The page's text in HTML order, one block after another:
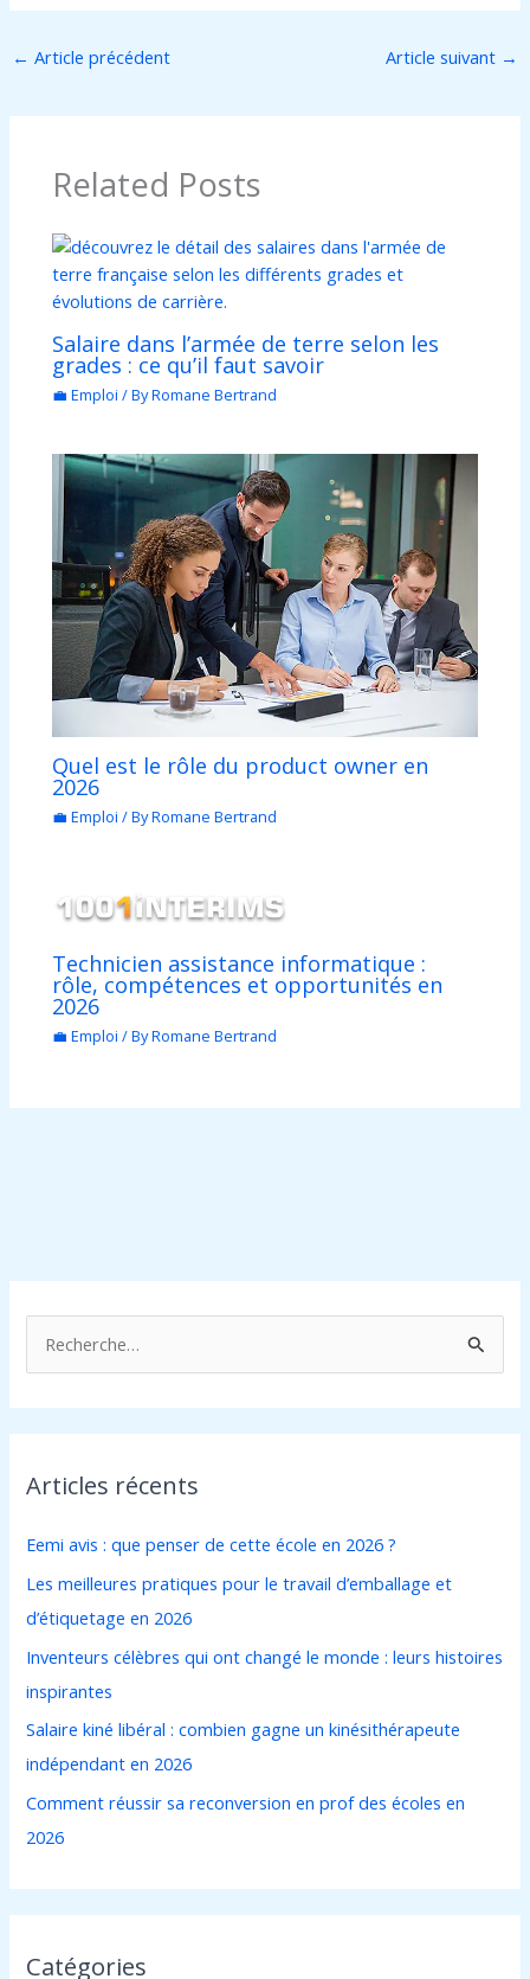
← Article précédent Article suivant →
Related Posts
Salaire dans l’armée de terre selon les
grades : ce qu’il faut savoir
💼 Emploi / ByRomane Bertrand
Quel est le rôle du product owner en
2026
💼 Emploi / ByRomane Bertrand
Technicien assistance informatique :
rôle, compétences et opportunités en
2026
💼 Emploi / ByRomane Bertrand
e
c
h
e
r
:
Articles récents
Eemi avis : que penser de cette école en 2026 ?
Les meilleures pratiques pour le travail d’emballage et
d’étiquetage en 2026
Inventeurs célèbres qui ont changé le monde : leurs histoires
inspirantes
Salaire kiné libéral : combien gagne un kinésithérapeute
indépendant en 2026
Comment réussir sa reconversion en prof des écoles en
2026
Catégories